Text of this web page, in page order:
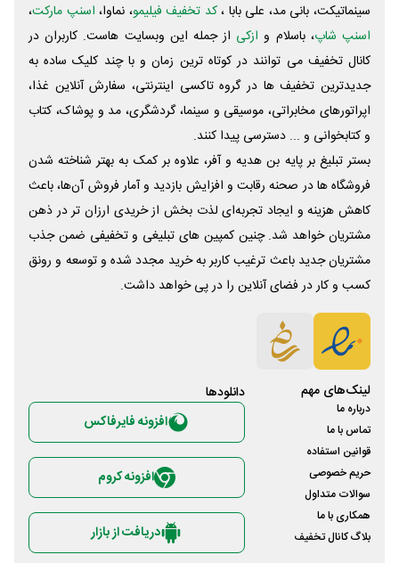
سینماتیکت، بانی مد، علی‌ بابا ،کد تخفیف فیلیمو، نماوا، اسنپ مارکت،
اسنپ شاپ، باسلام و ازکی از جمله این وبسایت ‌هاست. کاربران در
کانال تخفیف می توانند در کوتاه ترین زمان و با چند کلیک ساده به
جدیدترین تخفیف ها در گروه تاکسی اینترنتی، سفارش آنلاین غذا،
اپراتورهای مخابراتی، موسیقی و سینما، گردشگری، مد و پوشاک، کتاب
و کتابخوانی و ... دسترسی پیدا کنند.
بستر تبلیغ بر پایه بن هدیه و آفر، علاوه بر کمک به بهتر شناخته شدن
فروشگاه ها در صحنه رقابت و افزایش بازدید و آمار فروش آن‌ها، باعث
کاهش هزینه و ایجاد تجربه‌ای لذت بخش از خریدی ارزان تر در ذهن
مشتریان خواهد شد. چنین کمپین های تبلیغی و تخفیفی ضمن جذب
مشتریان جدید باعث ترغیب کاربر به خرید مجدد شده و توسعه و رونق
کسب و کار در فضای آنلاین را در پی خواهد داشت.
لینک‌های مهم
درباره ما
تماس با ما
قوانین استفاده
حریم خصوصی
سوالات متداول
همکاری با ما
بلاگ کانال تخفیف
دانلود‌ها
افزونه فایرفاکس
افزونه کروم
دریافت از بازار